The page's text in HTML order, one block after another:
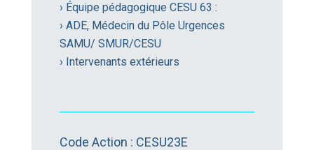
› Équipe pédagogique CESU 63 :
› ADE, Médecin du Pôle Urgences
SAMU/ SMUR/CESU
› Intervenants extérieurs
Code Action : CESU23E